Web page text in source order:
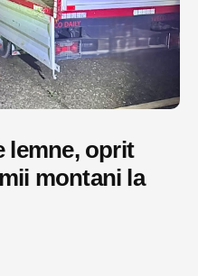
lemne, oprit
montani la